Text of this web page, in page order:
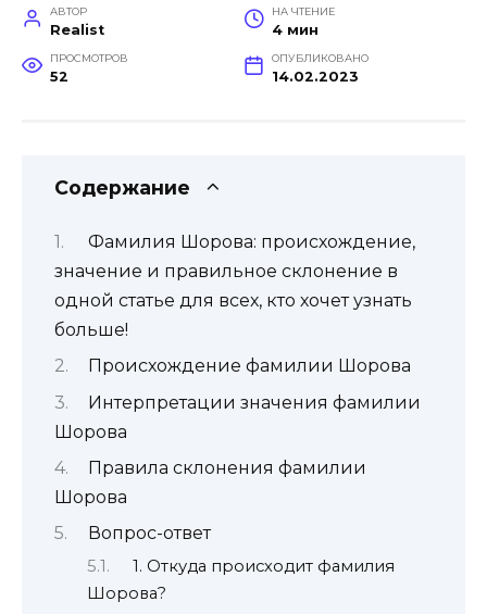
АВТОР
Realist
НА ЧТЕНИЕ
4 мин
ПРОСМОТРОВ
52
ОПУБЛИКОВАНО
14.02.2023
Содержание
Фамилия Шорова: происхождение,
значение и правильное склонение в
одной статье для всех, кто хочет узнать
больше!
Происхождение фамилии Шорова
Интерпретации значения фамилии
Шорова
Правила склонения фамилии
Шорова
Вопрос-ответ
1. Откуда происходит фамилия
Шорова?